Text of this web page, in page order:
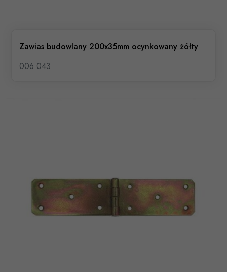
Zawias budowlany 200x35mm ocynkowany żółty
006 043